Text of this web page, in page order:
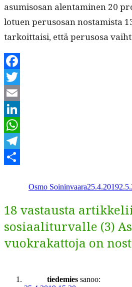
asum­isosan alen­t­a­mi­nen 20
lotuen peru­sosan nos­tamista
tarkoit­taisi, että peru­sosa
Facebook
Twitter
Email
LinkedIn
WhatsApp
Telegram
Osmo Soininvaara25.4.2019
18 vastausta
sosiaaliturvalle (3)
vuokrakattoja on
tiedemies sanoo: